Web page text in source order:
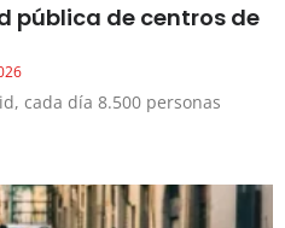
pública de centros de
cada día 8.500 personas